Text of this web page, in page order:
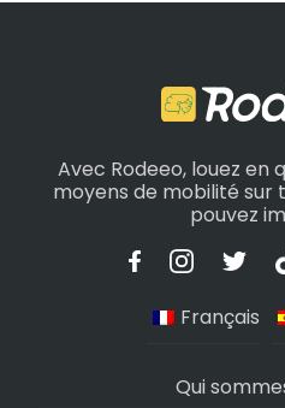
Avec Rodeeo, louez en
moyens de mobilité sur
pouvez
Français
Qui